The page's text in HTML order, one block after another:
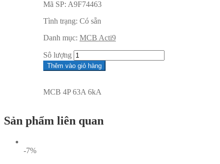
Mã SP: A9F74463
Tình trạng: Có sẵn
Danh mục: MCB Acti9
Sô lượng
Thêm vào giỏ hàng
MCB 4P 63A 6kA
Sản phẩm liên quan
-7%